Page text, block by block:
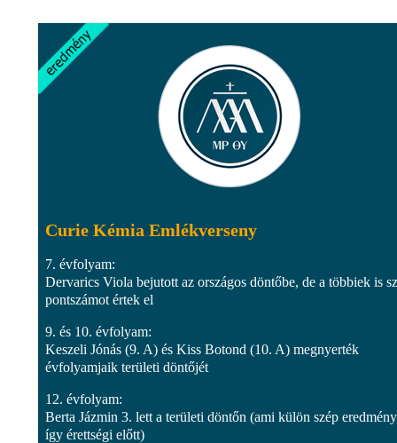
Curie Kémia Emlékverseny
7. évfolyam:
Dervarics Viola bejutott az országos döntőbe, de a többiek is
pontszámot értek el
9. és 10. évfolyam:
Keszeli Jónás (9. A) és Kiss Botond (10. A) megnyerték
évfolyamjaik területi döntőjét
12. évfolyam:
Berta Jázmin 3. lett a területi döntőn (ami külön szép
így érettségi előtt)